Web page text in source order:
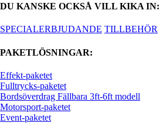
DU KANSKE OCKSÅ VILL KIKA IN:
SPECIALERBJUDANDE TILLBEHÖR
PAKETLÖSNINGAR:
Effekt-paketet
Fulltrycks-paketet
Bordsöverdrag Fällbara 3ft-6ft modell
Motorsport-paketet
Event-paketet